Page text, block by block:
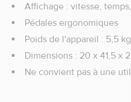
Affichage : vitesse,
Pédales ergonomiques
Poids de l'appareil : 5,5 kg
Dimensions : 20 x 41,5 x
Ne convient pas à une